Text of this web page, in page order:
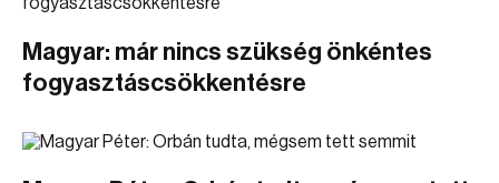
Magyar: már nincs szükség önkéntes
fogyasztáscsökkentésre